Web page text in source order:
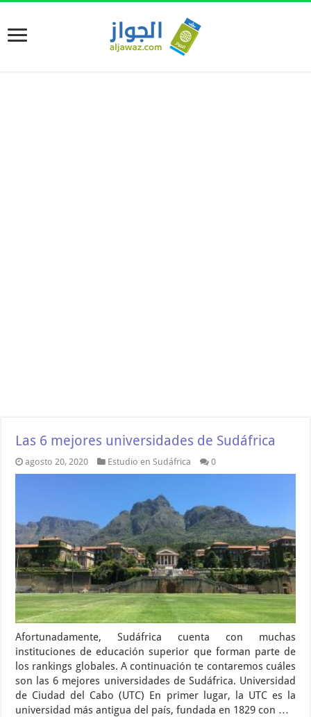
Las 6 mejores universidades de Sudáfrica
agosto 20, 2020 Estudio en Sudáfrica 0
Afortunadamente, Sudáfrica cuenta con muchas
instituciones de educación superior que forman parte de
los rankings globales. A continuación te contaremos cuáles
son las 6 mejores universidades de Sudáfrica. Universidad
de Ciudad del Cabo (UTC) En primer lugar, la UTC es la
universidad más antigua del país, fundada en 1829 con …